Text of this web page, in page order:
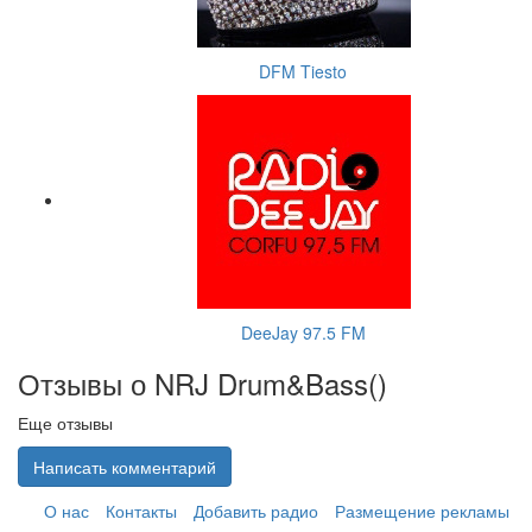
DFM Tiesto
DeeJay 97.5 FM
Отзывы о NRJ Drum&Bass()
Еще отзывы
Написать комментарий
О нас
Контакты Добавить радио Размещение рекламы